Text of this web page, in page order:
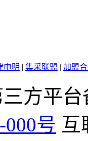
申明 | 集采联盟 | 加盟
方平
000号 互